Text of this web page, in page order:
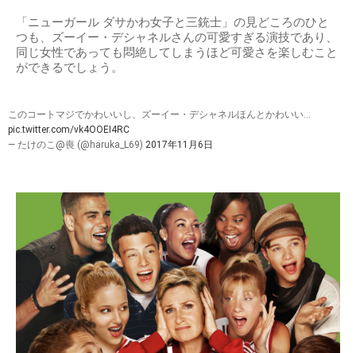
「ニューガール ダサかわ女子と三銃士」の見どころのひと
つも、ズーイー・デシャネルさんの可愛すぎる演技であり、
同じ女性であっても悶絶してしまうほど可愛さを楽しむこと
ができるでしょう。
このコートマジでかわいいし、ズーイー・デシャネルほんとかわいい…
pic.twitter.com/vk4OOEI4RC
— たけのこ@喪 (@haruka_L69) 2017年11月6日